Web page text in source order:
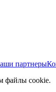
партнеры
файлы cookie.